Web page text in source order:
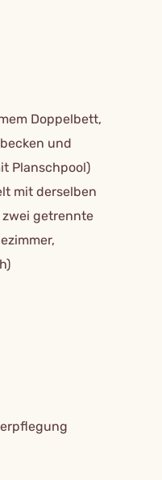
Doppelbett,
und
Planschpool)
mit derselben
getrennte